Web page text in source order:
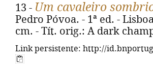
13 - Um cavaleiro
Pedro Póvoa. - 1ª ed. -
cm. - Tít. orig.: A dark
Link persistente: http://